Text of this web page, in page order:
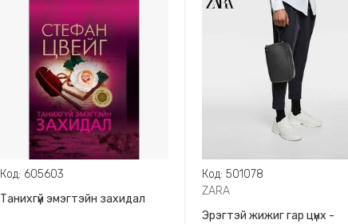
Код: 605603
Танихгүй эмэгтэйн захидал
Код: 501078
ZARA
Эрэгтэй жижиг гар цүнх -